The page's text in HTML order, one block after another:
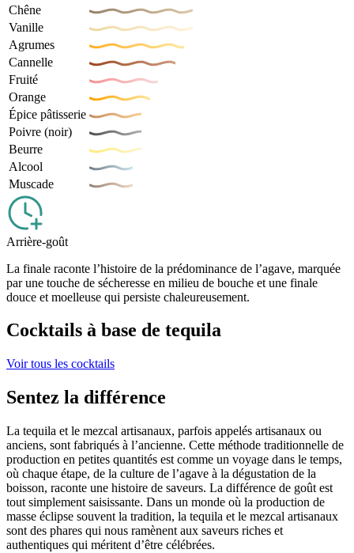
Chêne
Vanille
Agrumes
Cannelle
Fruité
Orange
Épice pâtisserie
Poivre (noir)
Beurre
Alcool
Muscade
Arrière-goût
La finale raconte l’histoire de la prédominance de l’agave, marquée
par une touche de sécheresse en milieu de bouche et une finale
douce et moelleuse qui persiste chaleureusement.
Cocktails à base de tequila
Voir tous les cocktails
Sentez la différence
La tequila et le mezcal artisanaux, parfois appelés artisanaux ou
anciens, sont fabriqués à l’ancienne. Cette méthode traditionnelle de
production en petites quantités est comme un voyage dans le temps,
où chaque étape, de la culture de l’agave à la dégustation de la
boisson, raconte une histoire de saveurs. La différence de goût est
tout simplement saisissante. Dans un monde où la production de
masse éclipse souvent la tradition, la tequila et le mezcal artisanaux
sont des phares qui nous ramènent aux saveurs riches et
authentiques qui méritent d’être célébrées.